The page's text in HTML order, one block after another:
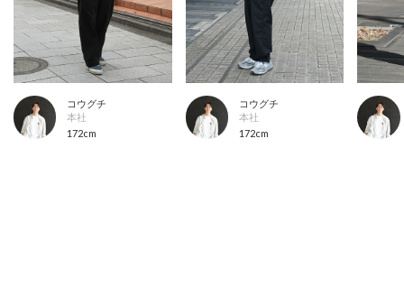
コウグチ
本社
172cm
コウグチ
本社
172cm